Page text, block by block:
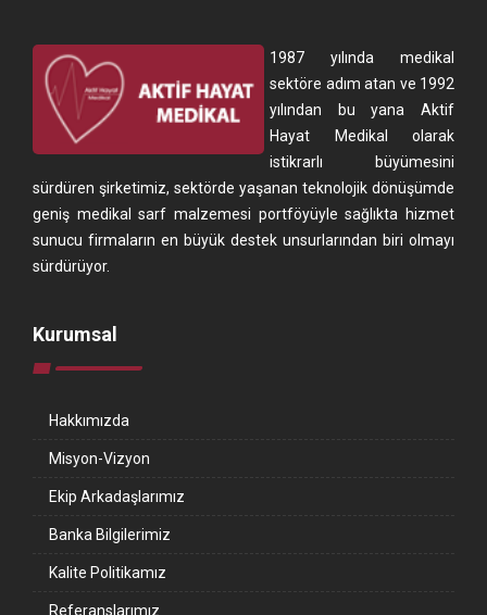
1987 yılında medikal
sektöre adım atan ve 1992
yılından bu yana Aktif
Hayat Medikal olarak
istikrarlı büyümesini
sürdüren şirketimiz, sektörde yaşanan teknolojik dönüşümde
geniş medikal sarf malzemesi portföyüyle sağlıkta hizmet
sunucu firmaların en büyük destek unsurlarından biri olmayı
sürdürüyor.
Kurumsal
Hakkımızda
Misyon-Vizyon
Ekip Arkadaşlarımız
Banka Bilgilerimiz
Kalite Politikamız
Referanslarımız